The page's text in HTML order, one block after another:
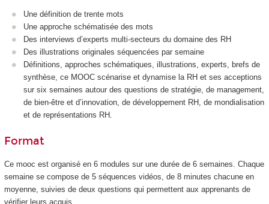
Une définition de trente mots
Une approche schématisée des mots
Des interviews d’experts multi-secteurs du domaine des RH
Des illustrations originales séquencées par semaine
Définitions, approches schématiques, illustrations, experts, brefs de
synthèse, ce MOOC scénarise et dynamise la RH et ses acceptions
sur six semaines autour des questions de stratégie, de management,
de bien-être et d’innovation, de développement RH, de mondialisation
et de représentations RH.
Format
Ce mooc est organisé en 6 modules sur une durée de 6 semaines. Chaque
semaine se compose de 5 séquences vidéos, de 8 minutes chacune en
moyenne, suivies de deux questions qui permettent aux apprenants de
vérifier leurs acquis.